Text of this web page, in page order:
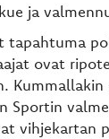
ja
tapahtuma
ovat
Kummallakin
Sportin
vihjekartan